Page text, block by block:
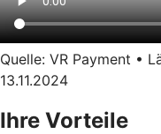
Quelle: VR Payment •
13.11.2024
Ihre Vorteile